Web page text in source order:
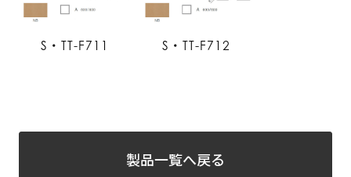
S・TT-F711 S・TT-F712
製品一覧へ戻る